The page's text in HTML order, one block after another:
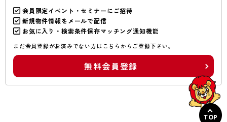
会員限定イベント・セミナーにご招待
新規物件情報をメールで配信
お気に入り・検索条件保存マッチング通知機能
まだ会員登録がお済みでない方はこちらからご登録下さい。
無料会員登録
TOP